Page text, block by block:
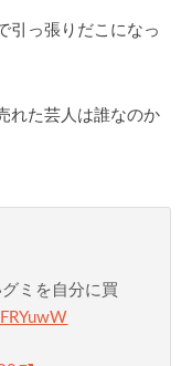
引っ張りだこになっ
れた芸人は誰なのか
ミを自分に買